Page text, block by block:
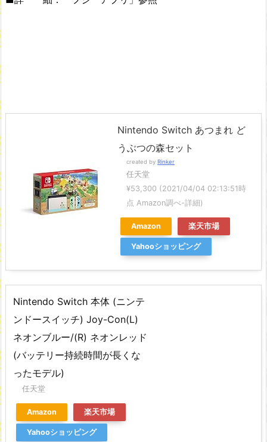
Nintendo Switch あつまれ ど
うぶつの森セット
created by Rinker
任天堂
¥53,300 (2021/04/04 02:13:51時
点 Amazon調べ-詳細)
Amazon 楽天市場
Yahooショッピング
Nintendo Switch 本体 (ニンテ
ンドースイッチ) Joy-Con(L)
ネオンブルー/(R) ネオンレッド
(バッテリー持続時間が長くな
ったモデル)
任天堂
Amazon 楽天市場
Yahooショッピング